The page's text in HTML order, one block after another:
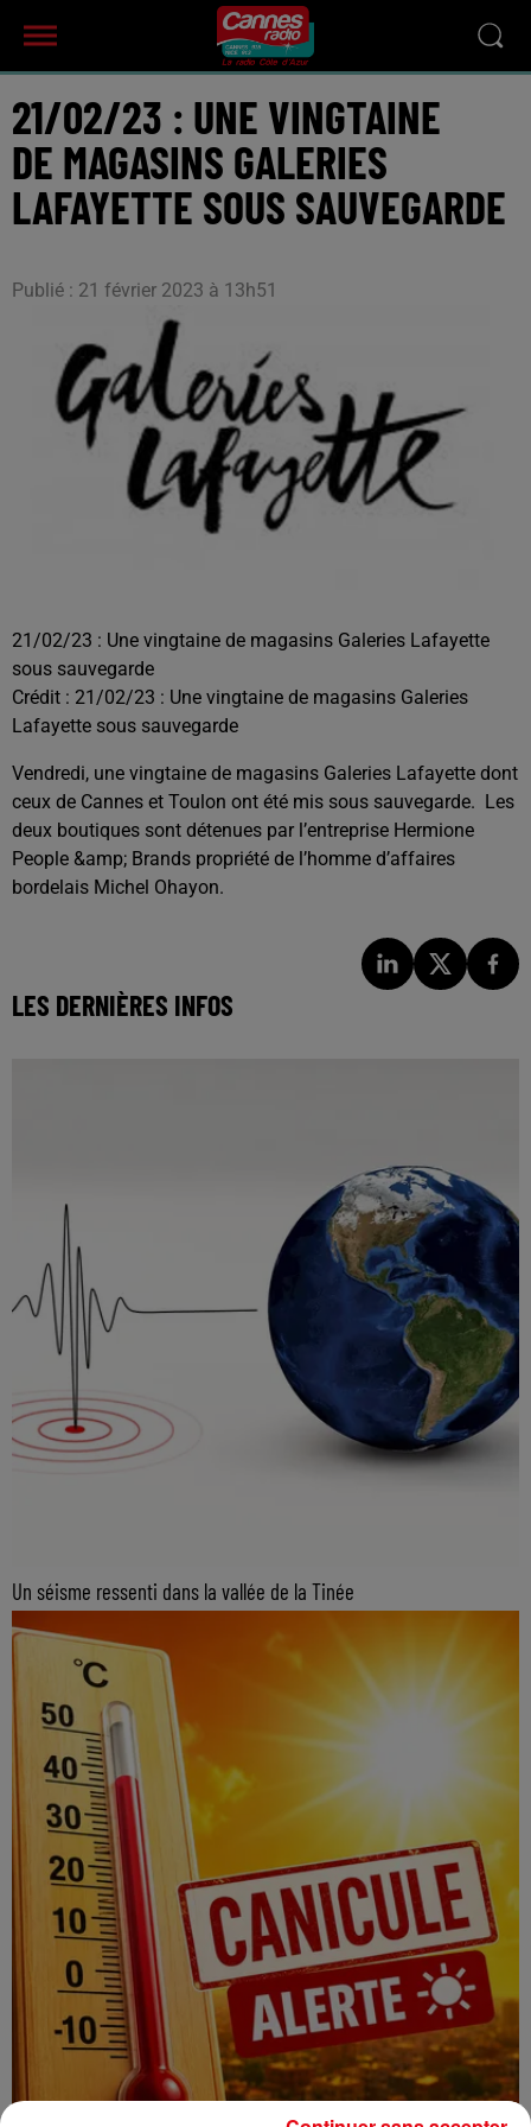
21/02/23 : UNE VINGTAINE
DE MAGASINS GALERIES
LAFAYETTE SOUS SAUVEGARDE
Publié : 21 février 2023 à 13h51
21/02/23 : Une vingtaine de magasins Galeries Lafayette
sous sauvegarde
Crédit : 21/02/23 : Une vingtaine de magasins Galeries
Lafayette sous sauvegarde
Vendredi, une vingtaine de magasins Galeries Lafayette dont
ceux de Cannes et Toulon ont été mis sous sauvegarde. Les
deux boutiques sont détenues par l’entreprise Hermione
People &amp; Brands propriété de l’homme d’affaires
bordelais Michel Ohayon.
LES DERNIÈRES INFOS
Un séisme ressenti dans la vallée de la Tinée